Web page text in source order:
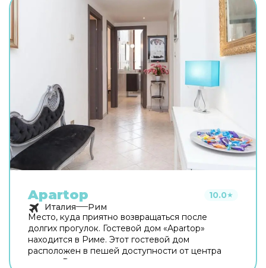
Apartop 10.0★
Италия
Рим
Место, куда приятно возвращаться после
долгих прогулок. Гостевой дом «Apartop»
находится в Риме. Этот гостевой дом
расположен в пешей доступности от центра
города. Рядом с гостевым домом можно